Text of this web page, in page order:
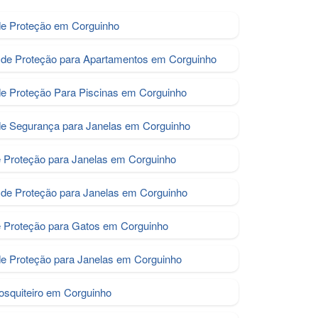
Proteção em Corguinho
Proteção para Apartamentos em Corguinho
Proteção Para Piscinas em Corguinho
Segurança para Janelas em Corguinho
Proteção para Janelas em Corguinho
Proteção para Janelas em Corguinho
Proteção para Gatos em Corguinho
Proteção para Janelas em Corguinho
em Corguinho